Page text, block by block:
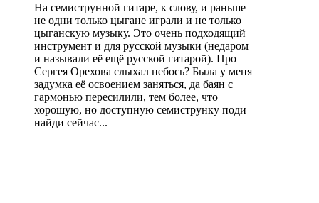
На семиструнной гитаре, к слову, и раньше
не одни только цыгане играли и не только
цыганскую музыку. Это очень подходящий
инструмент и для русской музыки (недаром
и называли её ещё русской гитарой). Про
Сергея Орехова слыхал небось? Была у меня
задумка её освоением заняться, да баян с
гармонью пересилили, тем более, что
хорошую, но доступную семиструнку поди
найди сейчас...